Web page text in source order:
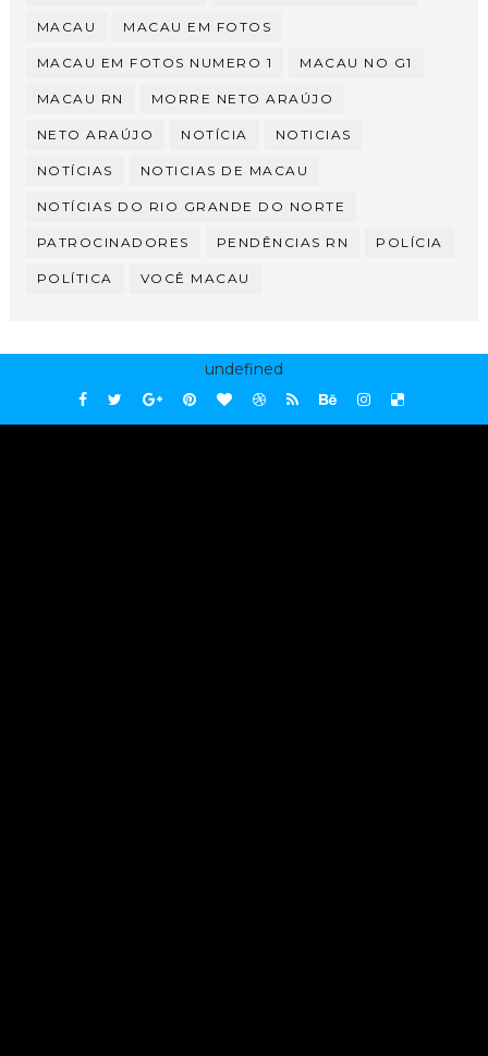
MACAU MACAU EM FOTOS
MACAU EM FOTOS NUMERO 1 MACAU NO G1
MACAU RN MORRE NETO ARAÚJO
NETO ARAÚJO NOTÍCIA NOTICIAS
NOTÍCIAS NOTICIAS DE MACAU
NOTÍCIAS DO RIO GRANDE DO NORTE
PATROCINADORES PENDÊNCIAS RN POLÍCIA
POLÍTICA VOCÊ MACAU
undefined